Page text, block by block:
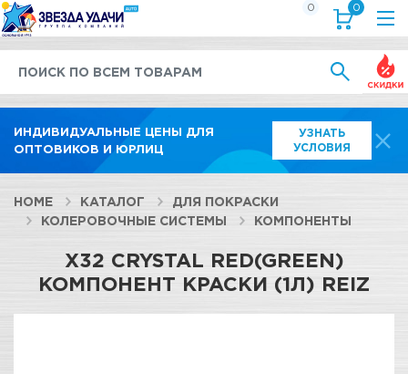
ИНДИВИДУАЛЬНЫЕ ЦЕНЫ ДЛЯ
ОПТОВИКОВ И ЮРЛИЦ
УЗНАТЬ
УСЛОВИЯ
0 0
HOME КАТАЛОГ
ДЛЯ ПОКРАСКИ
КОЛЕРОВОЧНЫЕ СИСТЕМЫ
КОМПОНЕНТЫ
X32 CRYSTAL RED(GREEN)
КОМПОНЕНТ КРАСКИ (1Л) REIZ